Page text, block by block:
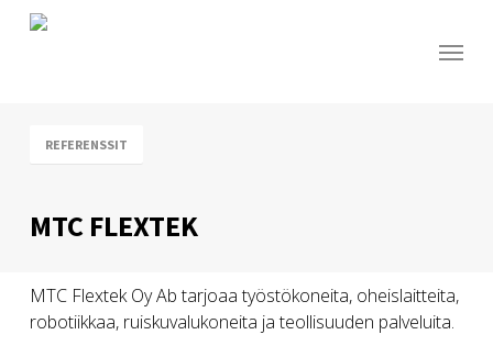
Menu
REFERENSSIT
MTC FLEXTEK
MTC Flextek Oy Ab tarjoaa työstökoneita, oheislaitteita,
robotiikkaa, ruiskuvalukoneita ja teollisuuden palveluita.